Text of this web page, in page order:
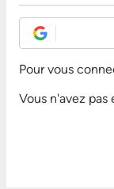
Pour vous
Vous n'avez